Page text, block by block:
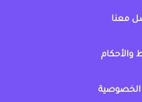
معنا
والأحكام